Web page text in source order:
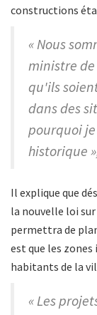
constructions
« Nous
ministre
qu'ils
dans des
pourquoi
historique
Il explique que
la nouvelle loi
permettra de
est que les
habitants de la
« Les